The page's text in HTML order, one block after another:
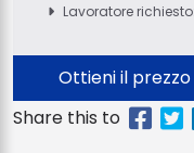
Lavoratore
Ottieni il prezzo